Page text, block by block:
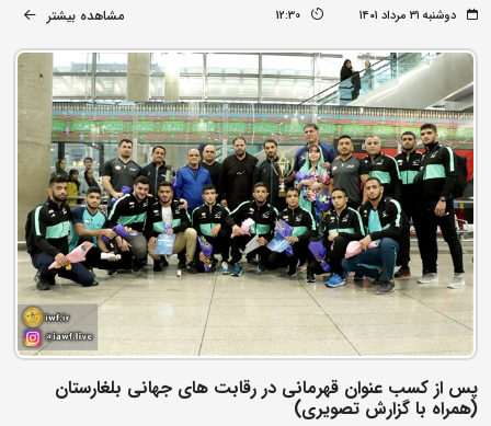
دوشنبه ۳۱ مرداد ۱۴۰۱ 12:30 مشاهده بیشتر
پس از کسب عنوان قهرمانی در رقابت های جهانی بلغارستان
(همراه با گزارش تصویری)